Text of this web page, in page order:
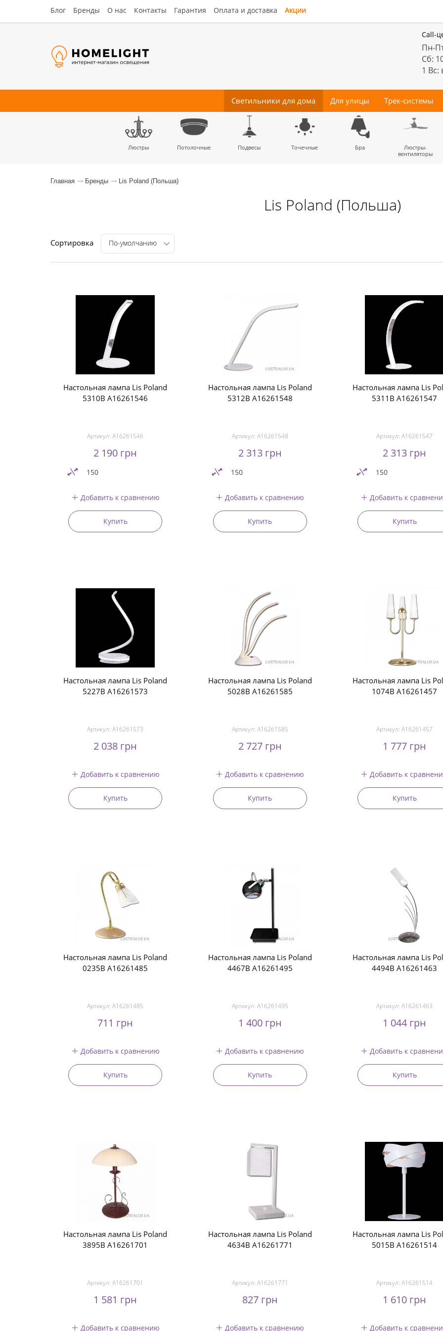
Блог Бренды О нас Контакты Гарантия Оплата и доставка Акции
Call-
Пн-
Сб:
1 Вс:
Светильники для дома
Люстры Потолочные Подвесы Точечные Бра
Люстры-
вентиляторы
Для улицы
Настенные Потолочные Тротуарные Прожектора
Трек-системы
Магнитные
Комплектующие
для трек-систем
Главная Бренды Lis Poland (Польша)
Lis Poland (Польша)
Сортировка По-умолчанию
Настольная лампа Lis Poland
5310B A16261546
Артикул:A16261546
2 190 грн
150
Добавить к сравнению
Купить
Настольная лампа Lis Poland
5312B A16261548
Артикул: A16261548
2 313 грн
150
Добавить к сравнению
Купить
Настольная лампа Lis
5311B A16261547
Артикул:A16261547
2 313 грн
150
Добавить к
Купить
Настольная лампа Lis Poland
5227B A16261573
Артикул:A16261573
2 038 грн
Добавить к сравнению
Купить
Настольная лампа Lis Poland
5028B A16261585
Артикул: A16261585
2 727 грн
Добавить к сравнению
Купить
Настольная лампа Lis
1074B A16261457
Артикул:A16261457
1 777 грн
Добавить к
Купить
Настольная лампа Lis Poland
0235B A16261485
Артикул:A16261485
711 грн
Добавить к сравнению
Купить
Настольная лампа Lis Poland
4467B A16261495
Артикул: A16261495
1 400 грн
Добавить к сравнению
Купить
Настольная лампа Lis
4494B A16261463
Артикул:A16261463
1 044 грн
Добавить к
Купить
Настольная лампа Lis Poland
3895B A16261701
Артикул:A16261701
1 581 грн
Добавить к сравнению
Настольная лампа Lis Poland
4634B A16261771
Артикул: A16261771
827 грн
Добавить к сравнению
Настольная лампа Lis
5015B A16261514
Артикул:A16261514
1 610 грн
Добавить к